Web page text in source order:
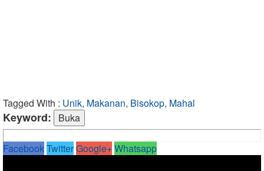
Tagged With : Unik, Makanan, Bisokop, Mahal
Keyword:
FacebookTwitterGoogle+Whatsapp